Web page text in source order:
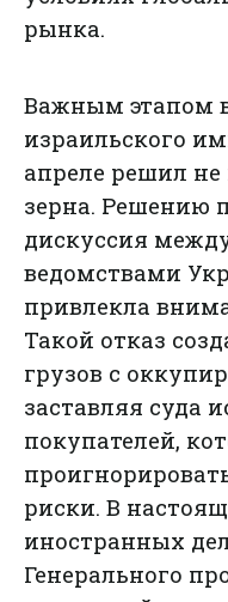
рынка.
Важным этапом
израильского
апреле решил
зерна. Решению
дискуссия
ведомствами
привлекла
Такой отказ
грузов с
заставляя суда
покупателей,
риски. В
иностранных
Генерального